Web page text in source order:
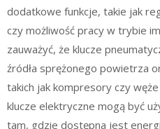
dodatkowe funkcje, takie jak
czy możliwość pracy w trybie
zauważyć, że klucze
źródła sprężonego powietrza
takich jak kompresory czy
klucze elektryczne mogą być
tam, gdzie dostępna jest